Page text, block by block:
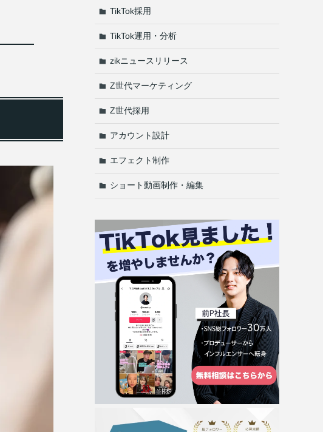
TikTok採用
TikTok運用・分析
zikニュースリリース
Z世代マーケティング
Z世代採用
アカウント設計
エフェクト制作
ショート動画制作・編集